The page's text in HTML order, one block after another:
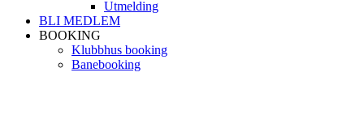
Utmelding
BLI MEDLEM
BOOKING
Klubbhus booking
Banebooking